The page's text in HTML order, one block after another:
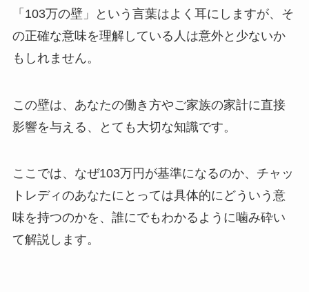
「103万の壁」という言葉はよく耳にしますが、そ
の正確な意味を理解している人は意外と少ないか
もしれません。
この壁は、あなたの働き方やご家族の家計に直接
影響を与える、とても大切な知識です。
ここでは、なぜ103万円が基準になるのか、チャッ
トレディのあなたにとっては具体的にどういう意
味を持つのかを、誰にでもわかるように噛み砕い
て解説します。